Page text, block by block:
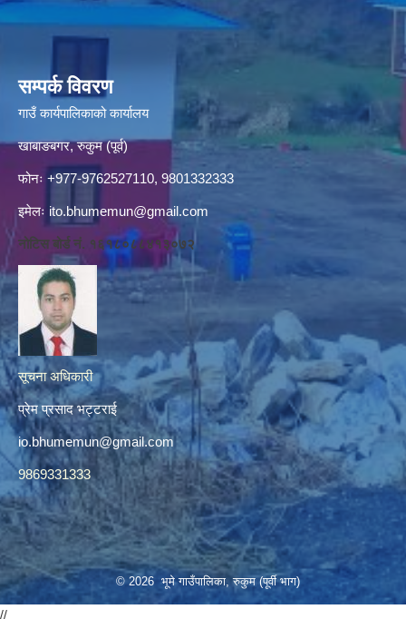
सम्पर्क विवरण
गाउँ कार्यपालिकाको कार्यालय
खाबाङबगर, रुकुम (पूर्व)
फोनः +977-9762527110, 9801332333
इमेलः ito.bhumemun@gmail.com
नोटिस बोर्ड नं. १६१८०८८४१३०७२
सूचना अधिकारी
प्रेम प्रसाद भट्टराई
io.bhumemun@gmail.com
9869331333
© 2026 भूमे गाउँपालिका, रुकुम (पूर्वी भाग)
//